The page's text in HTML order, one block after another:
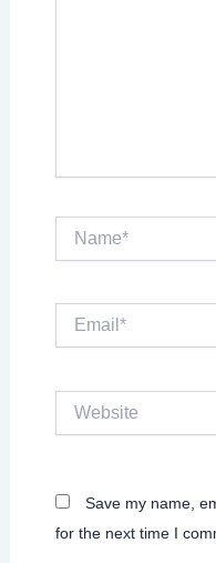
Email*
Save my name,
for the next time I